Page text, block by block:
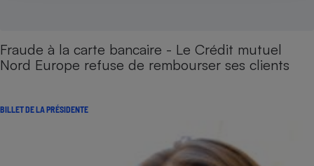
Fraude à la carte bancaire - Le Crédit mutuel
Nord Europe refuse de rembourser ses clients
BILLET DE LA PRÉSIDENTE